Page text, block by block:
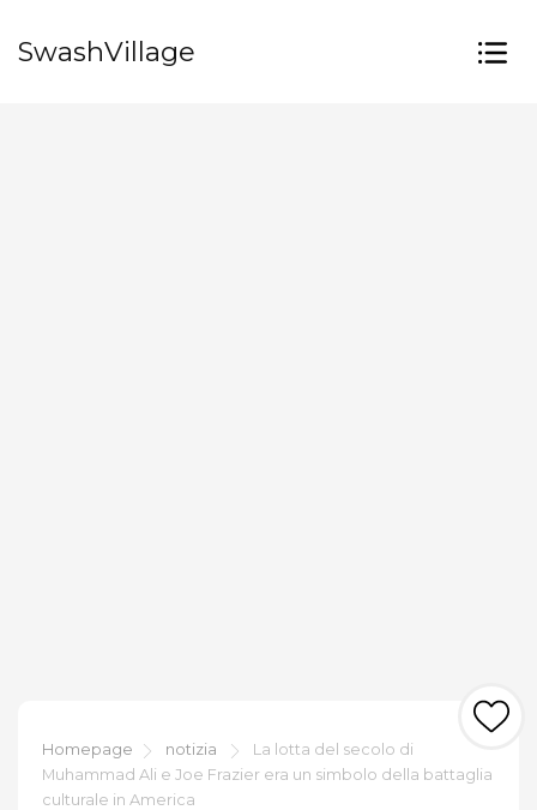
SwashVillage
Homepage notizia
La lotta del secolo di
Muhammad Ali e Joe Frazier era un simbolo della battaglia
culturale in America